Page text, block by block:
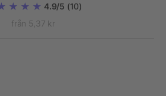
4.9/5 (10)
från 5,37 kr